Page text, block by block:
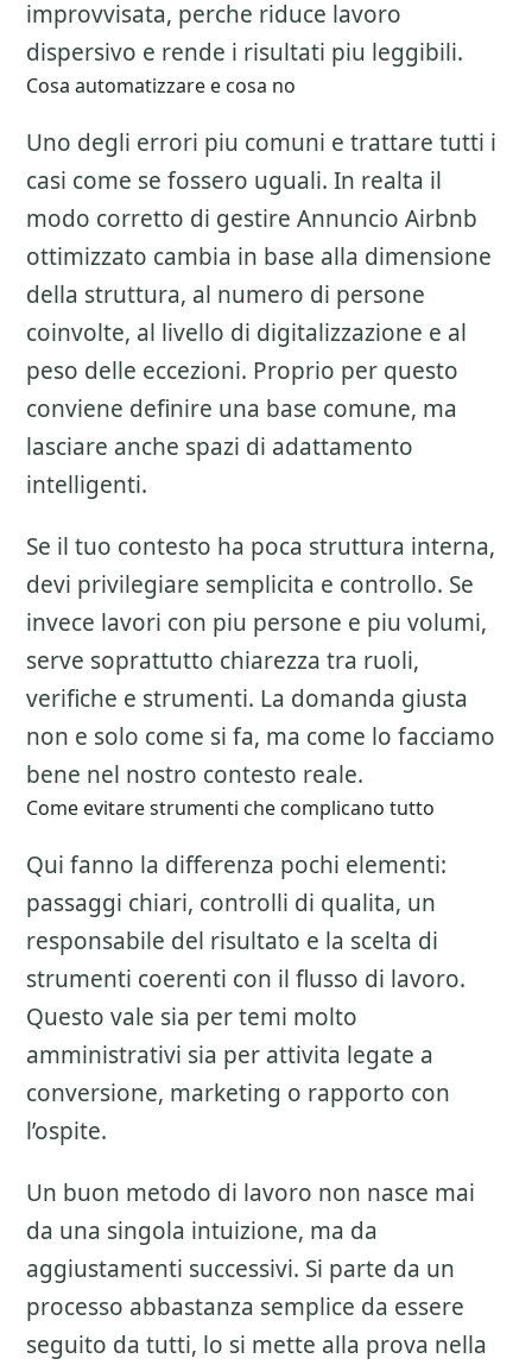
improvvisata, perche riduce lavoro
dispersivo e rende i risultati piu leggibili.
Cosa automatizzare e cosa no
Uno degli errori piu comuni e trattare tutti i
casi come se fossero uguali. In realta il
modo corretto di gestire Annuncio Airbnb
ottimizzato cambia in base alla dimensione
della struttura, al numero di persone
coinvolte, al livello di digitalizzazione e al
peso delle eccezioni. Proprio per questo
conviene definire una base comune, ma
lasciare anche spazi di adattamento
intelligenti.
Se il tuo contesto ha poca struttura interna,
devi privilegiare semplicita e controllo. Se
invece lavori con piu persone e piu volumi,
serve soprattutto chiarezza tra ruoli,
verifiche e strumenti. La domanda giusta
non e solo come si fa, ma come lo facciamo
bene nel nostro contesto reale.
Come evitare strumenti che complicano tutto
Qui fanno la differenza pochi elementi:
passaggi chiari, controlli di qualita, un
responsabile del risultato e la scelta di
strumenti coerenti con il flusso di lavoro.
Questo vale sia per temi molto
amministrativi sia per attivita legate a
conversione, marketing o rapporto con
l’ospite.
Un buon metodo di lavoro non nasce mai
da una singola intuizione, ma da
aggiustamenti successivi. Si parte da un
processo abbastanza semplice da essere
seguito da tutti, lo si mette alla prova nella